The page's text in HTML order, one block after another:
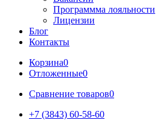
Программма лояльности
Лицензии
Блог
Контакты
Корзина0
Отложенные0
Сравнение товаров0
+7 (3843) 60-58-60